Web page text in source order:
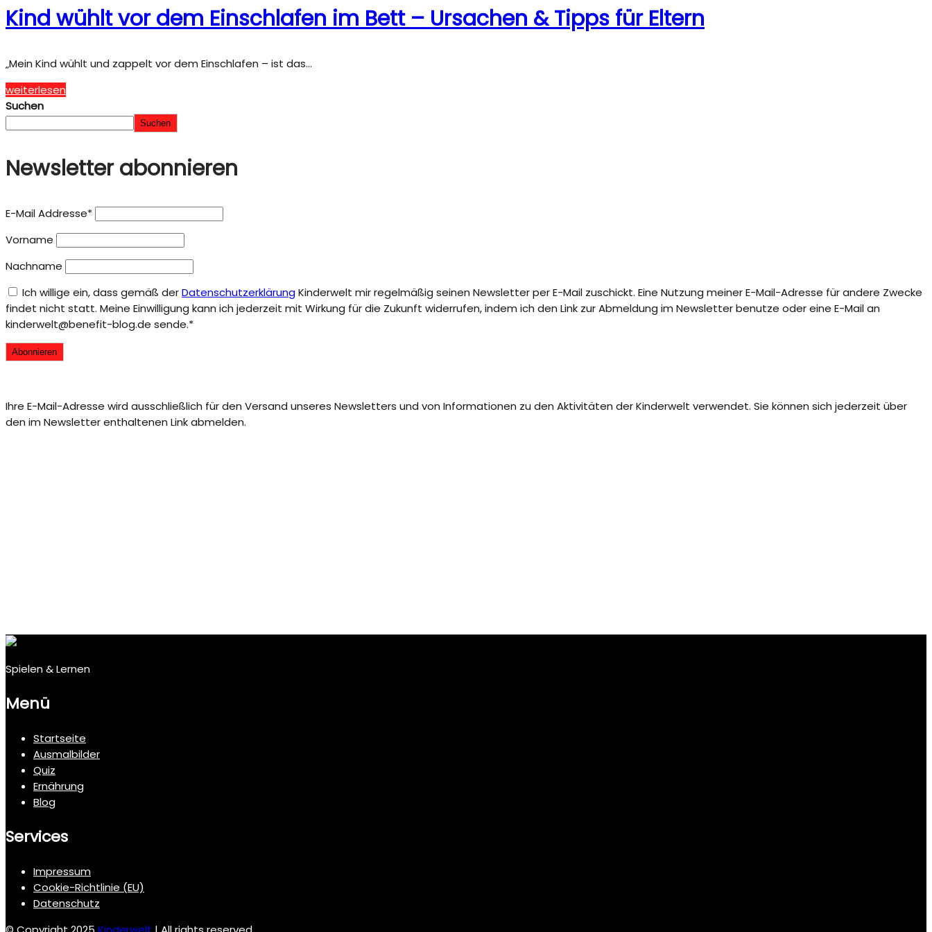
Kind wühlt vor dem Einschlafen im Bett – Ursachen & Tipps für Eltern
„Mein Kind wühlt und zappelt vor dem Einschlafen – ist das…
weiterlesen
Suchen
Suchen
Newsletter abonnieren
E-Mail Addresse*
Vorname
Nachname
Ich willige ein, dass gemäß derDatenschutzerklärungKinderwelt mir regelmäßig seinen Newsletter per E-Mail zuschickt. Eine Nutzung meiner E-Mail-Adresse für andere Zwecke
findet nicht statt. Meine Einwilligung kann ich jederzeit mit Wirkung für die Zukunft widerrufen, indem ich den Link zur Abmeldung im Newsletter benutze oder eine E-Mail an
kinderwelt@benefit-blog.de sende.*
Ihre E-Mail-Adresse wird ausschließlich für den Versand unseres Newsletters und von Informationen zu den Aktivitäten der Kinderwelt verwendet. Sie können sich jederzeit über
den im Newsletter enthaltenen Link abmelden.
Spielen & Lernen
Menü
Startseite
Ausmalbilder
Quiz
Ernährung
Blog
Services
Impressum
Cookie-Richtlinie (EU)
Datenschutz